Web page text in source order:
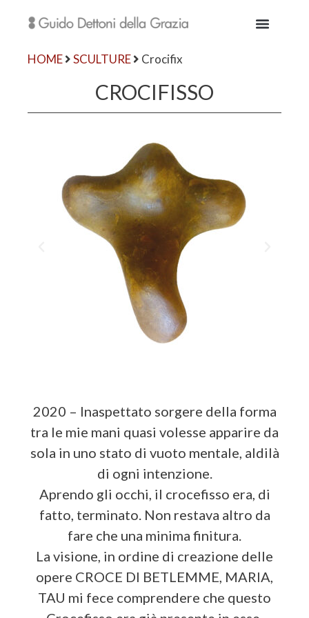
HOME SCULTURE Crocifix
CROCIFISSO
2020 – Inaspettato sorgere della forma
tra le mie mani quasi volesse apparire da
sola in uno stato di vuoto mentale, aldilà
di ogni intenzione.
Aprendo gli occhi, il crocefisso era, di
fatto, terminato. Non restava altro da
fare che una minima finitura.
La visione, in ordine di creazione delle
opere CROCE DI BETLEMME, MARIA,
TAU mi fece comprendere che questo